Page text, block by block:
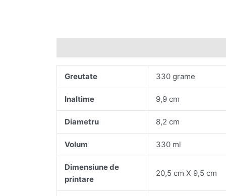
Greutate 330 grame
Inaltime 9,9 cm
Diametru 8,2 cm
Volum 330 ml
Dimensiune de
printare
20,5 cm X 9,5 cm